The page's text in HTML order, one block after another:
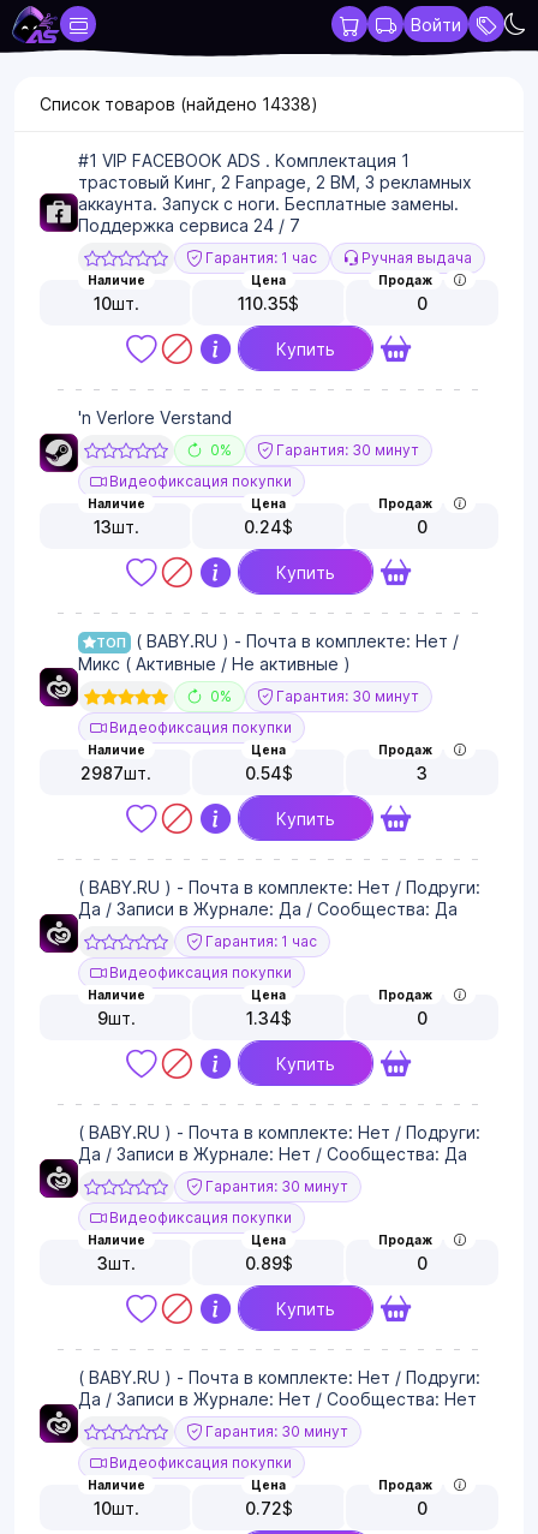
Войти
Список товаров (найдено 14338)
#1 VIP FACEBOOK ADS . Комплектация 1
трастовый Кинг, 2 Fanpage, 2 BM, 3 рекламных
аккаунта. Запуск с ноги. Бесплатные замены.
Поддержка сервиса 24 / 7
Гарантия: 1 час Ручная выдача
Наличие
10шт.
Цена
110.35$
Продаж
0
Купить
'n Verlore Verstand
0%
Гарантия: 30 минут
Видеофиксация покупки
Наличие
13шт.
Цена
0.24$
Продаж
0
Купить
ТОП
( BABY.RU ) - Почта в комплекте: Нет /
Микс ( Активные / Не активные )
0%
Гарантия: 30 минут
Видеофиксация покупки
Наличие
2987шт.
Цена
0.54$
Продаж
3
Купить
( BABY.RU ) - Почта в комплекте: Нет / Подруги:
Да / Записи в Журнале: Да / Сообщества: Да
Гарантия: 1 час
Видеофиксация покупки
Наличие
9шт.
Цена
1.34$
Продаж
0
Купить
( BABY.RU ) - Почта в комплекте: Нет / Подруги:
Да / Записи в Журнале: Нет / Сообщества: Да
Гарантия: 30 минут
Видеофиксация покупки
Наличие
3шт.
Цена
0.89$
Продаж
0
Купить
( BABY.RU ) - Почта в комплекте: Нет / Подруги:
Да / Записи в Журнале: Нет / Сообщества: Нет
Гарантия: 30 минут
Видеофиксация покупки
Наличие
10шт.
Цена
0.72$
Продаж
0